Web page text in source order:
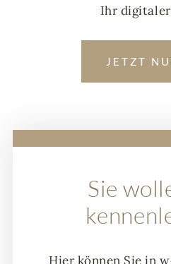
Ihr digitaler
JETZT
Sie
Hier können Sie in